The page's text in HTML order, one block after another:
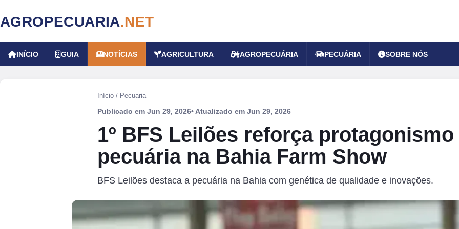
AGROPECUARIA.NET
INÍCIO GUIA NOTÍCIAS AGRICULTURA AGROPECUÁRIA PECUÁRIA SOBRE NÓS
Início / Pecuaria
Publicado em Jun 29, 2026• Atualizado em Jun 29, 2026
1º BFS Leilões reforça protagonismo
pecuária na Bahia Farm Show
BFS Leilões destaca a pecuária na Bahia com genética de qualidade e inovações.